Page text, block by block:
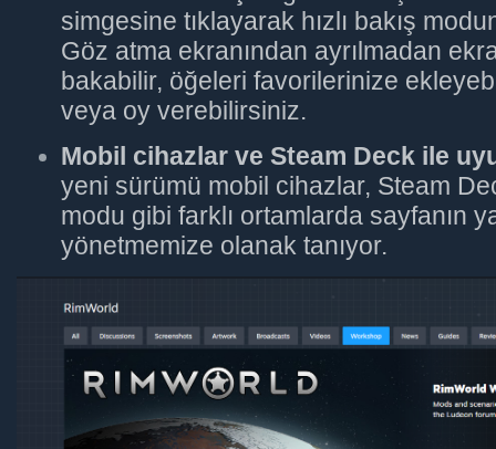
simgesine tıklayarak hızlı bakış
Göz atma ekranından ayrılmadan
bakabilir, öğeleri favorilerinize
veya oy verebilirsiniz.
Mobil cihazlar ve Steam Deck ile
yeni sürümü mobil cihazlar, Steam
modu gibi farklı ortamlarda sayfanın
yönetmemize olanak tanıyor.